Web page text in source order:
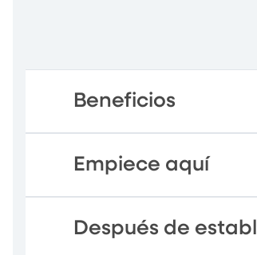
Beneficios
Empiece aquí
Después de